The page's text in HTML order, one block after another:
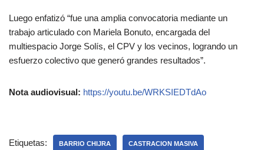
Luego enfatizó “fue una amplia convocatoria mediante un
trabajo articulado con Mariela Bonuto, encargada del
multiespacio Jorge Solís, el CPV y los vecinos, logrando un
esfuerzo colectivo que generó grandes resultados”.
Nota audiovisual: https://youtu.be/WRKSIEDTdAo
Etiquetas: BARRIO CHIJRA CASTRACION MASIVA